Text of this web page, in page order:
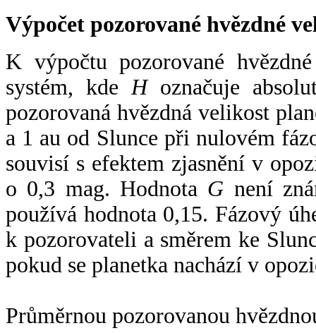
Výpočet pozorované hvězdné
K výpočtu pozorované
systém, kde Hoznačuje
pozorovaná hvězdná velikost
a 1 au od Slunce při nulovém
souvisí s efektem zjasnění v
o 0,3 mag. Hodnota G není
používá hodnota 0,15. Fázový
k pozorovateli a směrem ke
pokud se planetka nachází v
Průměrnou pozorovanou